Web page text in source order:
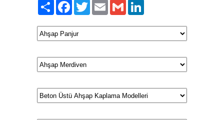
PaylaşFacebook
TwitterEmailGmail